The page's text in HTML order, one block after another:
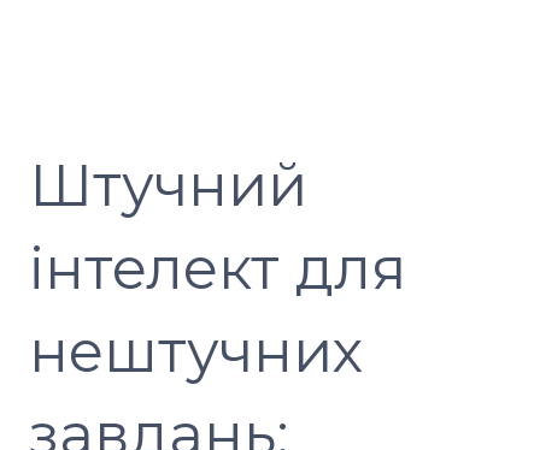
Штучний
інтелект для
нештучних
завдань: